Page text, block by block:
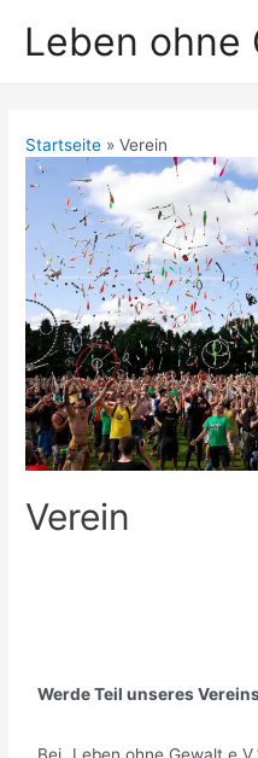
Leben ohne
Startseite Verein
Verein
Werde Teil unseres